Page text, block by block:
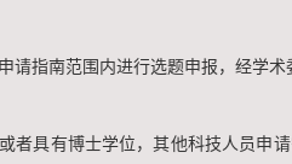
指南范围内进行选题申报，经学术
具有博士学位，其他科技人员申